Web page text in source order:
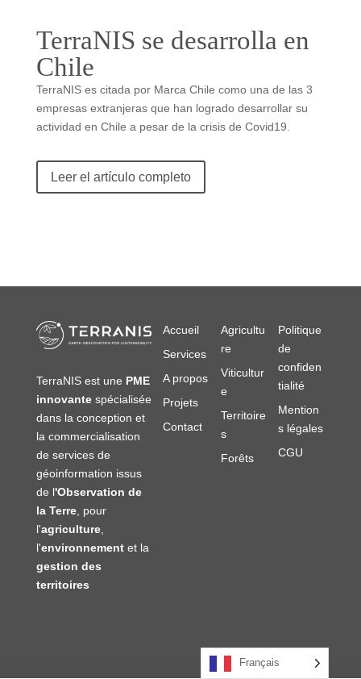
TerraNIS se desarrolla en
Chile
TerraNIS es citada por Marca Chile como una de las 3
empresas extranjeras que han logrado desarrollar su
actividad en Chile a pesar de la crisis de Covid19.
Leer el artículo completo
TerraNIS est une PME
innovantespécialisée
dans la conception et
la commercialisation
de services de
géoinformation issus
de l'Observation de
la Terre, pour
l'agriculture,
l'environnementet la
gestion des
territoires
Accueil
Services
A propos
Projets
Contact
Agricultu
re
Viticultur
e
Territoire
s
Forêts
Politique
de
confiden
tialité
Mention
s légales
CGU
Français